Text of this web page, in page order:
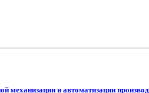
механизации и автоматизации